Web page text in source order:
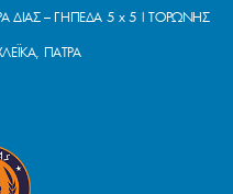
ΔΙΑΣ – ΓΗΠΕΔΑ 5 x 5 | ΤΟΡΩΝΗΣ
ΠΑΤΡΑ